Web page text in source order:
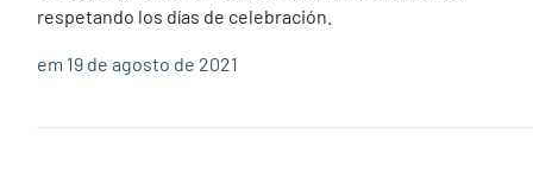
respetando los días de celebración.
em 19 de agosto de 2021